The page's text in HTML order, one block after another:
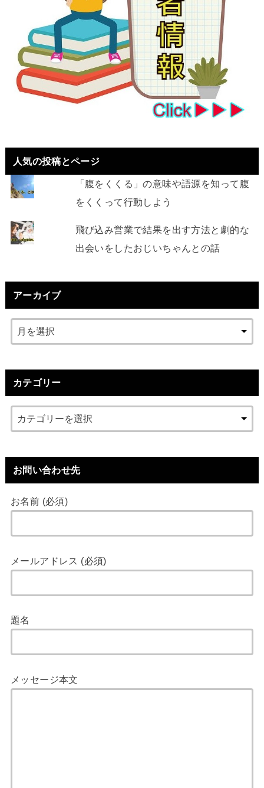
人気の投稿とページ
「腹をくくる」の意味や語源を知って腹
をくくって行動しよう
飛び込み営業で結果を出す方法と劇的な
出会いをしたおじいちゃんとの話
アーカイブ
カテゴリー
お問い合わせ先
お名前 (必須)
メールアドレス (必須)
題名
メッセージ本文